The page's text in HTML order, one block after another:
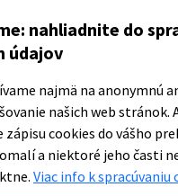
nahliadnite do
údajov
najmä na anonymnú
našich web stránok.
cookies do vášho
a niektoré jeho časti
Viac info k spracúvaniu